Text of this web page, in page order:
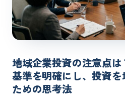
地域企業投資の注意点
基準を明確にし、投資
ための思考法